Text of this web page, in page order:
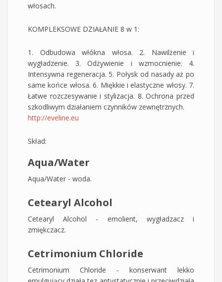
włosach.
KOMPLEKSOWE DZIAŁANIE 8 w 1:
1. Odbudowa włókna włosa. 2. Nawilżenie i
wygładzenie. 3. Odżywienie i wzmocnienie. 4.
Intensywna regeneracja. 5. Połysk od nasady aż po
same końce włosa. 6. Miękkie i elastyczne włosy. 7.
Łatwe rozczesywanie i stylizacja. 8. Ochrona przed
szkodliwym działaniem czynników zewnętrznych.
http://eveline.eu
Skład:
Aqua/Water
Aqua/Water - woda.
Cetearyl Alcohol
Cetearyl Alcohol - emolient, wygładzacz i
zmiękczacz.
Cetrimonium Chloride
​Cetrimonium Chloride - konserwant lekko